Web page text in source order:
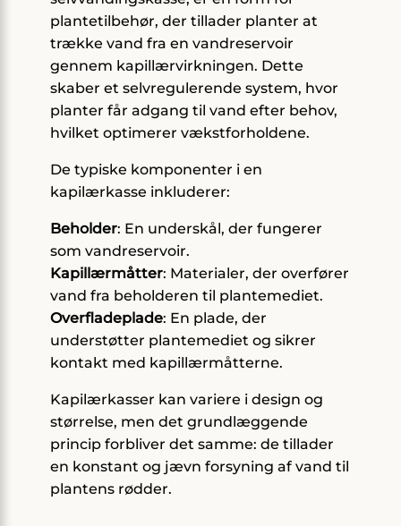
plantetilbehør, der tillader planter at
trække vand fra en vandreservoir
gennem kapillærvirkningen. Dette
skaber et selvregulerende system, hvor
planter får adgang til vand efter behov,
hvilket optimerer vækstforholdene.
De typiske komponenter i en
kapilærkasse inkluderer:
Beholder: En underskål, der fungerer
som vandreservoir.
Kapillærmåtter: Materialer, der overfører
vand fra beholderen til plantemediet.
Overfladeplade: En plade, der
understøtter plantemediet og sikrer
kontakt med kapillærmåtterne.
Kapilærkasser kan variere i design og
størrelse, men det grundlæggende
princip forbliver det samme: de tillader
en konstant og jævn forsyning af vand til
plantens rødder.